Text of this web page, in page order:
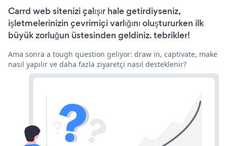
Carrd web sitenizi çalışır hale getirdiyseniz,
işletmelerinizin çevrimiçi varlığını oluştururken ilk
büyük zorluğun üstesinden geldiniz. tebrikler!
Ama sonra a tough question geliyor: draw in, captivate, make
nasıl yapılır ve daha fazla ziyaretçi nasıl desteklenir?